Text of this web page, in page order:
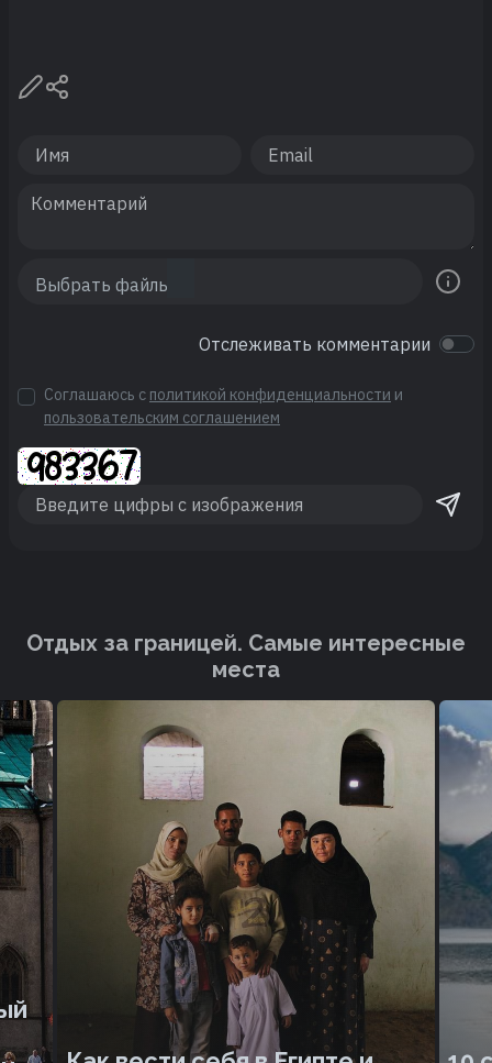
Отслеживать комментарии
Соглашаюсь с политикой конфиденциальности и
пользовательским соглашением
Отдых за границей. Cамые интересные
места